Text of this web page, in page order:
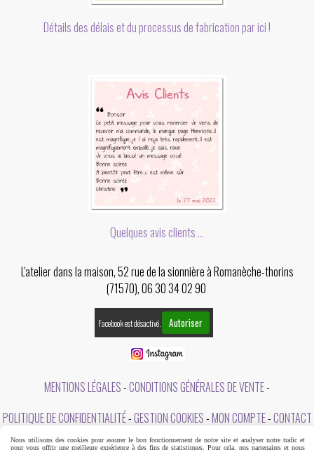
Détails des délais et du processus de fabrication par ici !
Quelques avis clients ...
L'atelier dans la maison, 52 rue de la sionnière à Romanèche-thorins
(71570), 06 30 34 02 90
Facebook est désactivé. Autoriser
MENTIONS LÉGALES CONDITIONS GÉNÉRALES DE VENTE
POLITIQUE DE CONFIDENTIALITÉ GESTION COOKIES MON COMPTE CONTACT
Nous utilisons des cookies pour assurer le bon fonctionnement de notre site et analyser notre trafic et
pour vous offrir une meilleure expérience à des fins de statistiques. Pour cela, nos partenaires et nous